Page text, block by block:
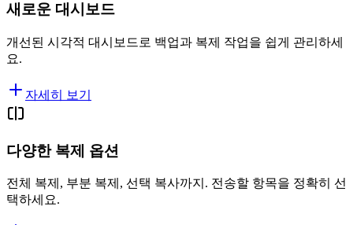
새로운 대시보드
개선된 시각적 대시보드로 백업과 복제 작업을 쉽게 관리하세
요.
자세히 보기
다양한 복제 옵션
전체 복제, 부분 복제, 선택 복사까지. 전송할 항목을 정확히 선
택하세요.